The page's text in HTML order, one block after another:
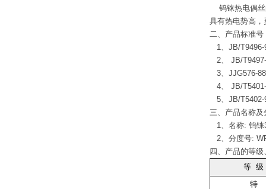
钨铼热电偶丝
具有热电势高
二、产品标准号
1、JB/T9496-
2、 JB/
3、JJG576-
4、 JB/
5、JB/T5402-
三、产品名称及
1、名称: 钨铼
2、分度号:
四、产品的等
等 级
特